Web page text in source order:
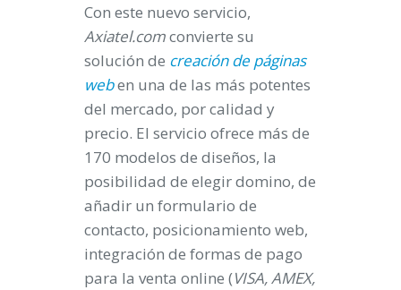
Con este nuevo servicio,
Axiatel.comconvierte su
solución de creación de páginas
weben una de las más potentes
del mercado, por calidad y
precio. El servicio ofrece más de
170 modelos de diseños, la
posibilidad de elegir domino, de
añadir un formulario de
contacto, posicionamiento web,
integración de formas de pago
para la venta online (VISA, AMEX,